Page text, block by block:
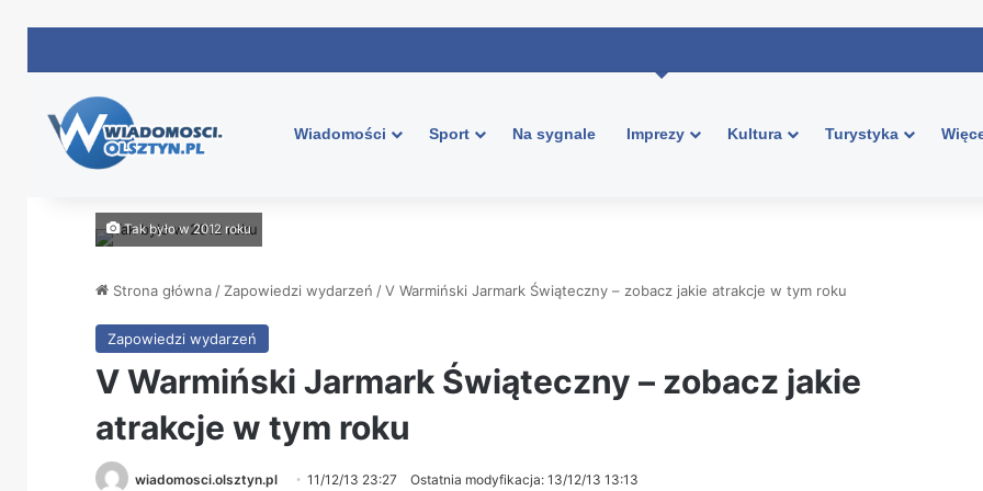
Wiadomości Sport Na sygnale Imprezy Kultura Turystyka
Tak było w 2012 roku
Strona główna / Zapowiedzi wydarzeń /V Warmiński Jarmark Świąteczny – zobacz jakie atrakcje w tym roku
Zapowiedzi wydarzeń
V Warmiński Jarmark Świąteczny – zobacz jakie
atrakcje w tym roku
wiadomosci.olsztyn.pl 11/12/13 23:27 Ostatnia modyfikacja: 13/12/13 13:13